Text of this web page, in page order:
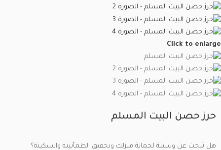
Click to enlarge
حرز حصن البيت المسلم
هل تبحث عن وسيلة لحماية منزلك وتحقيق الطمأنينة والسكينة؟